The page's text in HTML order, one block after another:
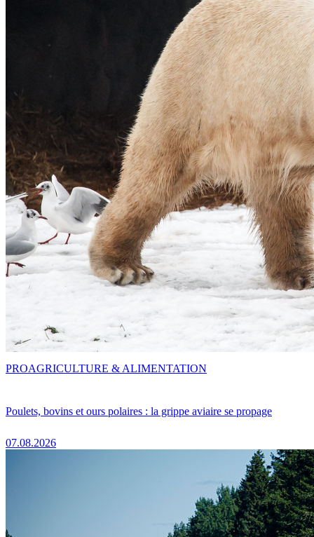
Poulets, bovins et ours polaires : la grippe aviaire se propage
07.08.2026
PROAGRICULTURE & ALIMENTATION